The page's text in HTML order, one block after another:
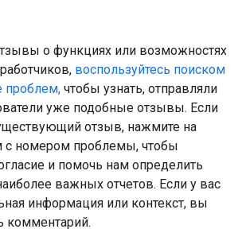
о функциях или возможностях
воспользуйтесь поиском
проблем, чтобы узнать, отправляли
уже подобные отзывы. Если
отзыв, нажмите на
с номером проблемы, чтобы
и помочь нам определить
важных отчетов. Если у вас
информация или контекст, вы
комментарий.